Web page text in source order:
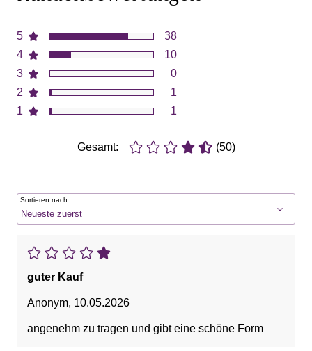
5
4
3
2
1
38
10
0
1
1
Gesamt: (50)
Sortieren nach
guter Kauf
Anonym, 10.05.2026
angenehm zu tragen und gibt eine schöne Form